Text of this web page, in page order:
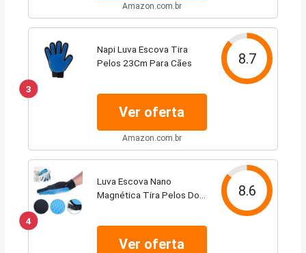
Amazon.com.br
3
Napi Luva Escova Tira
Pelos 23Cm Para Cães
8.7
Ver oferta
Amazon.com.br
4
Luva Escova Nano
Magnética Tira Pelos Dos
8.6
Ver oferta